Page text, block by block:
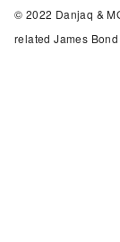
© 2022 Danjaq &
related James